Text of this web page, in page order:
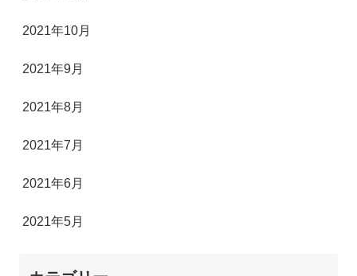
2021年10月
2021年9月
2021年8月
2021年7月
2021年6月
2021年5月